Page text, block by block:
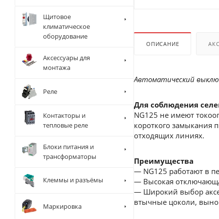
ОПИСАНИЕ
Автоматический
Для соблюдения
NG125 не имеют
короткого
отходящих линиях.
Преимущества
— NG125 работают в
— Высокая
— Широкий выбор
втычные цоколи,
Щитовое
климатическое
оборудование
Аксессуары для
монтажа
Реле
Контакторы и
тепловые реле
Блоки питания и
трансформаторы
Клеммы и разъёмы
Маркировка